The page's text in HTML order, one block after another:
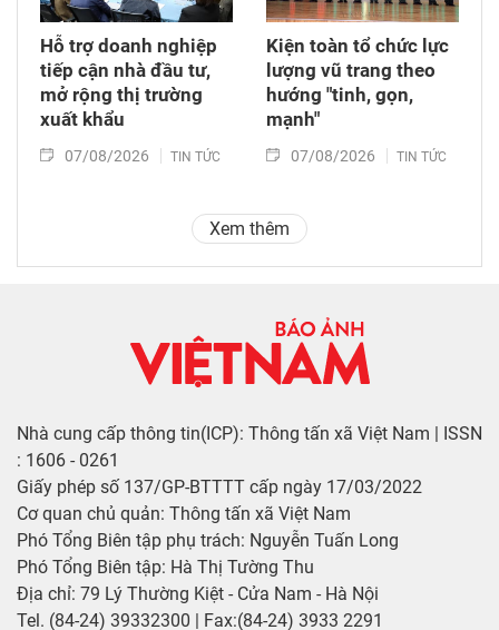
Hỗ trợ doanh nghiệp
tiếp cận nhà đầu tư,
mở rộng thị trường
xuất khẩu
07/08/2026 TIN TỨC
Kiện toàn tổ chức lực
lượng vũ trang theo
hướng "tinh, gọn,
mạnh"
07/08/2026 TIN TỨC
Xem thêm
Nhà cung cấp thông tin(ICP): Thông tấn xã Việt Nam | ISSN
: 1606 - 0261
Giấy phép số 137/GP-BTTTT cấp ngày 17/03/2022
Cơ quan chủ quản: Thông tấn xã Việt Nam
Phó Tổng Biên tập phụ trách: Nguyễn Tuấn Long
Phó Tổng Biên tập: Hà Thị Tường Thu
Địa chỉ: 79 Lý Thường Kiệt - Cửa Nam - Hà Nội
Tel. (84-24) 39332300 | Fax:(84-24) 3933 2291